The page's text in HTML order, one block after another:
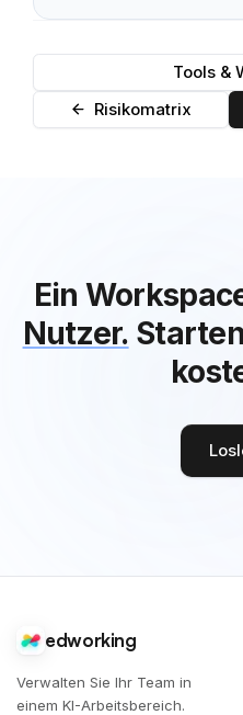
Tools &
Risikomatrix
Ein
Nutzer.
edworking
Verwalten Sie Ihr Team in
einem KI-Arbeitsbereich.